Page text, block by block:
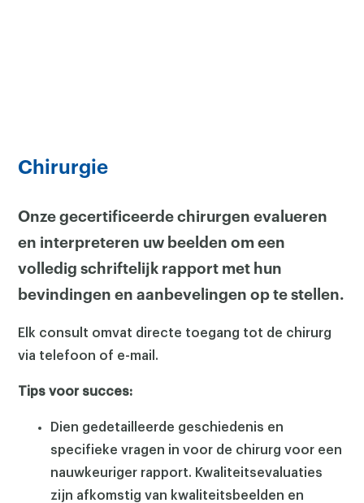
Chirurgie
Onze gecertificeerde chirurgen evalueren
en interpreteren uw beelden om een
volledig schriftelijk rapport met hun
bevindingen en aanbevelingen op te stellen.
Elk consult omvat directe toegang tot de chirurg
via telefoon of e-mail.
Tips voor succes:
Dien gedetailleerde geschiedenis en
specifieke vragen in voor de chirurg voor een
nauwkeuriger rapport. Kwaliteitsevaluaties
zijn afkomstig van kwaliteitsbeelden en